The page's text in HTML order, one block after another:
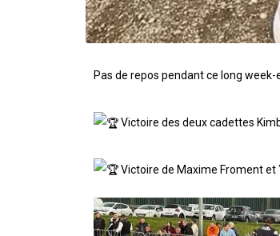
Pas de repos pendant ce long
Victoire des deux cadettes
Victoire de Maxime Froment et